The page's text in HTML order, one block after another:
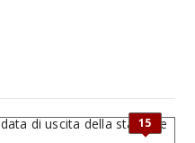
DOOMSDAY
15